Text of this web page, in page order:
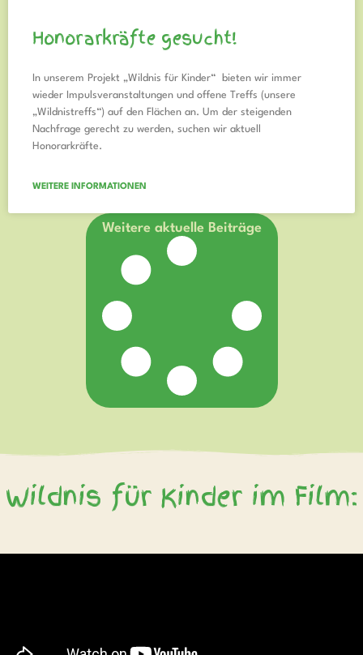
Honorarkräfte gesucht!
In unserem Projekt „Wildnis für Kinder“ bieten wir immer
wieder Impulsveranstaltungen und offene Treffs (unsere
„Wildnistreffs“) auf den Flächen an. Um der steigenden
Nachfrage gerecht zu werden, suchen wir aktuell
Honorarkräfte.
WEITERE INFORMATIONEN
Weitere aktuelle Beiträge
Wildnis für Kinder im Film: